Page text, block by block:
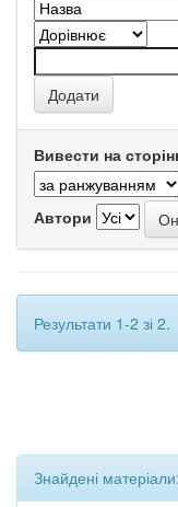
Вивести на
Автори
Результати 1-2 зі 2.
Знайдені матеріали: